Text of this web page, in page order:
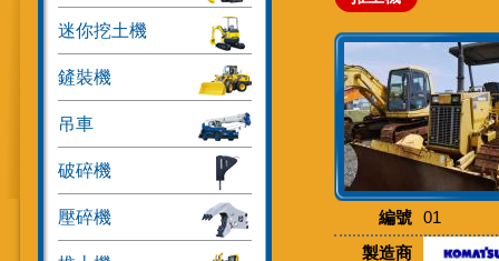
迷你挖土機
鏟裝機
吊車
破碎機
壓碎機 編號
01
製造商